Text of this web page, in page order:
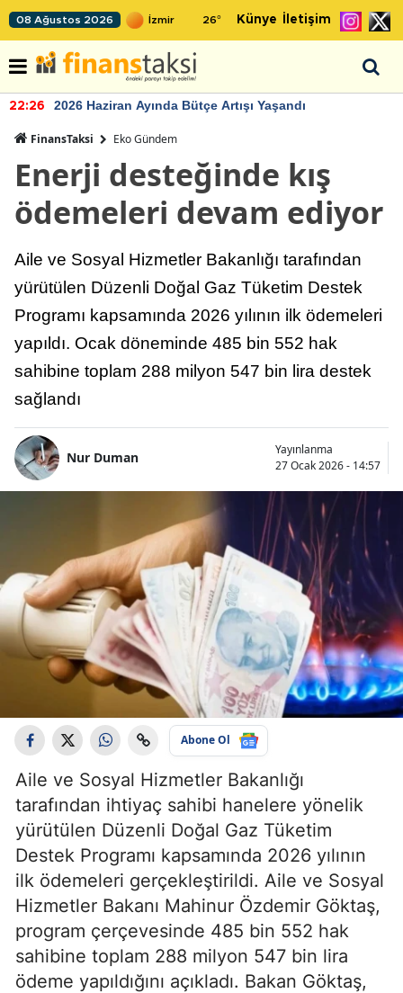
08 Ağustos 2026 26° Künye İletişim
22:26 2026 Haziran Ayında Bütçe Artışı Yaşandı
FinansTaksi Eko Gündem
Enerji desteğinde kış
ödemeleri devam ediyor
Aile ve Sosyal Hizmetler Bakanlığı tarafından
yürütülen Düzenli Doğal Gaz Tüketim Destek
Programı kapsamında 2026 yılının ilk ödemeleri
yapıldı. Ocak döneminde 485 bin 552 hak
sahibine toplam 288 milyon 547 bin lira destek
sağlandı
Nur Duman
Yayınlanma
27 Ocak 2026 - 14:57
Abone Ol
Aile ve Sosyal Hizmetler Bakanlığı
tarafından ihtiyaç sahibi hanelere yönelik
yürütülen Düzenli Doğal Gaz Tüketim
Destek Programı kapsamında 2026 yılının
ilk ödemeleri gerçekleştirildi. Aile ve Sosyal
Hizmetler Bakanı Mahinur Özdemir Göktaş,
program çerçevesinde 485 bin 552 hak
sahibine toplam 288 milyon 547 bin lira
ödeme yapıldığını açıkladı. Bakan Göktaş,